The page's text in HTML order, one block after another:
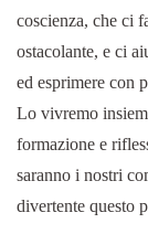
coscienza, che ci
ostacolante, e ci
ed esprimere con
Lo vivremo
formazione e
saranno i nostri
divertente questo